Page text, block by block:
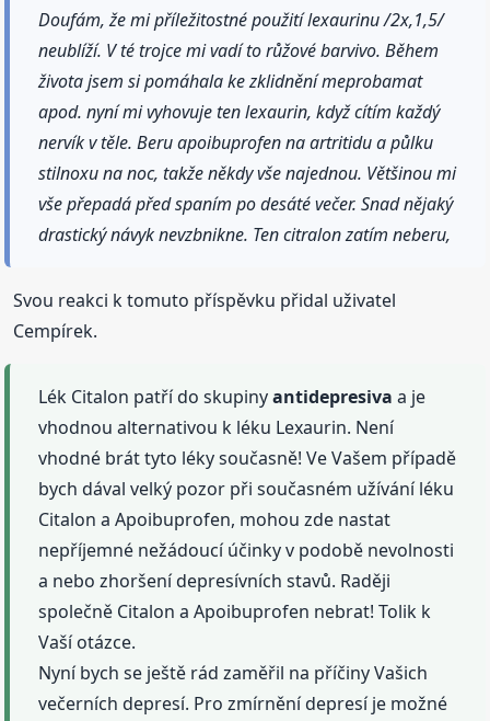
Doufám, že mi příležitostné použití lexaurinu /2x,1,5/
neublíží. V té trojce mi vadí to růžové barvivo. Během
života jsem si pomáhala ke zklidnění meprobamat
apod. nyní mi vyhovuje ten lexaurin, když cítím každý
nervík v těle. Beru apoibuprofen na artritidu a půlku
stilnoxu na noc, takže někdy vše najednou. Většinou mi
vše přepadá před spaním po desáté večer. Snad nějaký
drastický návyk nevzbnikne. Ten citralon zatím neberu,
Svou reakci k tomuto příspěvku přidal uživatel
Cempírek.
Lék Citalon patří do skupinyantidepresiva a je
vhodnou alternativou k léku Lexaurin. Není
vhodné brát tyto léky současně! Ve Vašem případě
bych dával velký pozor při současném užívání léku
Citalon a Apoibuprofen, mohou zde nastat
nepříjemné nežádoucí účinky v podobě nevolnosti
a nebo zhoršení depresívních stavů. Raději
společně Citalon a Apoibuprofen nebrat! Tolik k
Vaší otázce.
Nyní bych se ještě rád zaměřil na příčiny Vašich
večerních depresí. Pro zmírnění depresí je možné